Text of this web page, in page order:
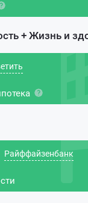
+ Жизнь и
Райффайзенбанк